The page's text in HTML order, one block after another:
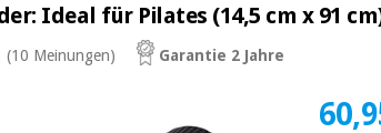
Ideal für Pilates (14,5 cm x 91
(10 Meinungen) Garantie 2 Jahre